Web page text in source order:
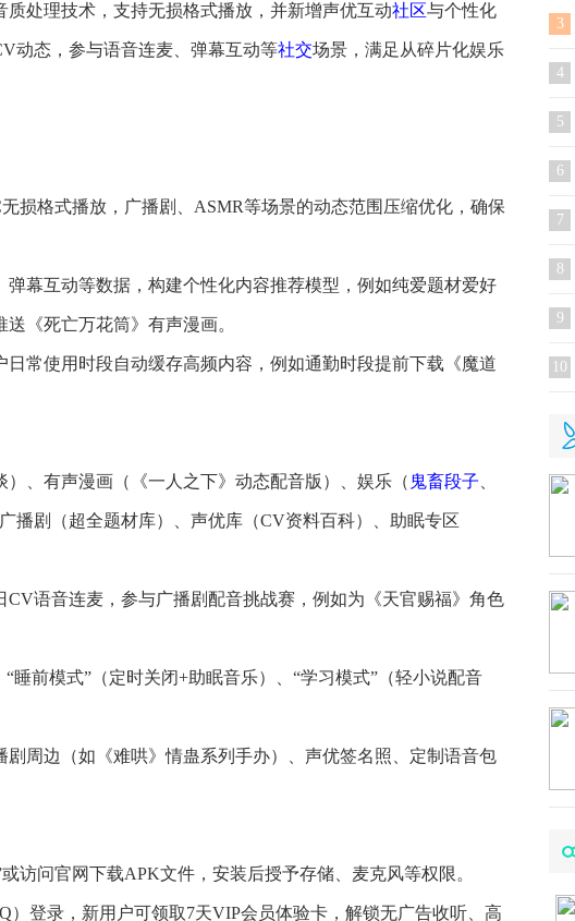
处理技术，支持无损格式播放，并新增声优互动社区与个性化
动态，参与语音连麦、弹幕互动等社交场景，满足从碎片化娱乐
损格式播放，广播剧、ASMR等场景的动态范围压缩优化，确保
幕互动等数据，构建个性化内容推荐模型，例如纯爱题材爱好
《死亡万花筒》有声漫画。
常使用时段自动缓存高频内容，例如通勤时段提前下载《魔道
）、有声漫画（《一人之下》动态配音版）、娱乐（ 鬼畜段子
播剧（超全题材库）、声优库（CV资料百科）、助眠专区
语音连麦，参与广播剧配音挑战赛，例如为《天官赐福》角色
睡前模式”（定时关闭+助眠音乐）、“学习模式”（轻小说配音
周边（如《难哄》情蛊系列手办）、声优签名照、定制语音包
访问官网下载APK文件，安装后授予存储、麦克风等权限。
）登录，新用户可领取7天VIP会员体验卡，解锁无广告收听、高
3
4
5
6
7
8
9
10